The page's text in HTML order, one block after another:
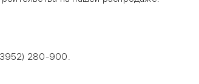
280-900.